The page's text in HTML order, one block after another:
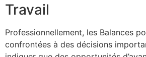
Travail
Professionnellement, les Balances
confrontées à des décisions